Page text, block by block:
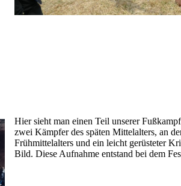
Hier sieht man einen Teil unserer
zwei Kämpfer des späten Mittelalters, an
Frühmittelalters und ein leicht gerüsteter
Bild. Diese Aufnahme entstand bei dem